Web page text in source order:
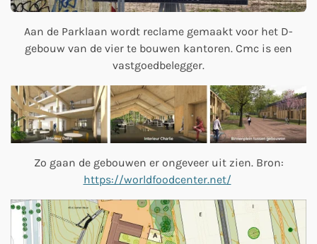
Aan de Parklaan wordt reclame gemaakt voor het D-
gebouw van de vier te bouwen kantoren. Cmc is een
vastgoedbelegger.
Zo gaan de gebouwen er ongeveer uit zien. Bron:
https://worldfoodcenter.net/